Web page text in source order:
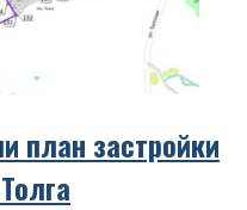
план застройки